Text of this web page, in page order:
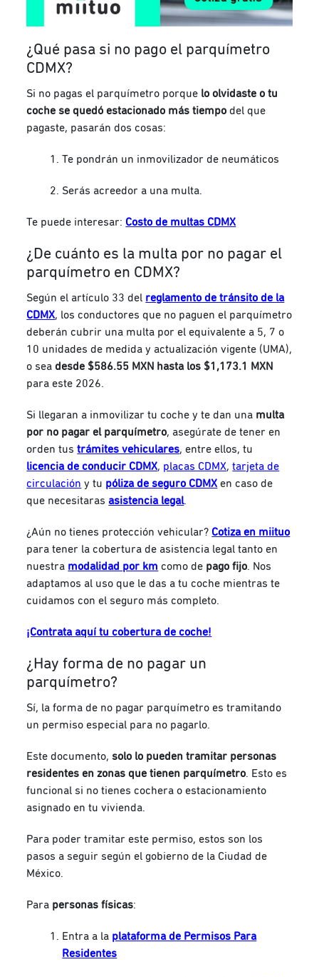
¿Qué pasa si no pago el parquímetro
CDMX?
Si no pagas el parquímetro porque lo olvidaste o tu
coche se quedó estacionado más tiempo del que
pagaste, pasarán dos cosas:
Te pondrán un inmovilizador de neumáticos
Serás acreedor a una multa.
Te puede interesar: Costo de multas CDMX
¿De cuánto es la multa por no pagar el
parquímetro en CDMX?
Según el artículo 33 del reglamento de tránsito de la
CDMX, los conductores que no paguen el parquímetro
deberán cubrir una multa por el equivalente a 5, 7 o
10 unidades de medida y actualización vigente (UMA),
o seadesde $586.55 MXN hasta los $1,173.1 MXN
para este 2026.
Si llegaran a inmovilizar tu coche y te dan una multa
por no pagar el parquímetro, asegúrate de tener en
orden tus trámites vehiculares, entre ellos, tu
licencia de conducir CDMX, placas CDMX, tarjeta de
circulación y tu póliza de seguro CDMX en caso de
que necesitaras asistencia legal.
¿Aún no tienes protección vehicular? Cotiza en miituo
para tener la cobertura de asistencia legal tanto en
nuestra modalidad por km como de pago fijo. Nos
adaptamos al uso que le das a tu coche mientras te
cuidamos con el seguro más completo.
¡Contrata aquí tu cobertura de coche!
¿Hay forma de no pagar un
parquímetro?
Sí, la forma de no pagar parquímetro es tramitando
un permiso especial para no pagarlo.
Este documento, solo lo pueden tramitar personas
residentes en zonas que tienen parquímetro. Esto es
funcional si no tienes cochera o estacionamiento
asignado en tu vivienda.
Para poder tramitar este permiso, estos son los
pasos a seguir según el gobierno de la Ciudad de
México.
Para personas físicas:
Entra a la plataforma de Permisos Para
Residentes